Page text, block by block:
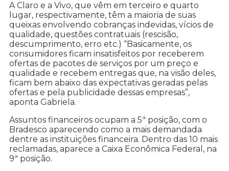
A Claro e a Vivo, que vêm em terceiro e quarto
lugar, respectivamente, têm a maioria de suas
queixas envolvendo cobranças indevidas, vícios de
qualidade, questões contratuais (rescisão,
descumprimento, erro etc.) “Basicamente, os
consumidores ficam insatisfeitos por receberem
ofertas de pacotes de serviços por um preço e
qualidade e recebem entregas que, na visão deles,
ficam bem abaixo das expectativas geradas pelas
ofertas e pela publicidade dessas empresas”,
aponta Gabriela.
Assuntos financeiros ocupam a 5ª posição, com o
Bradesco aparecendo como a mais demandada
dentre as instituições financeira. Dentro das 10 mais
reclamadas, aparece a Caixa Econômica Federal, na
9ª posição.